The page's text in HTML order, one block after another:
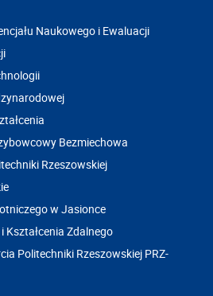
Naukowego i Ewaluacji
Bezmiechowa
Rzeszowskiej
w Jasionce
Kształcenia Zdalnego
Politechniki Rzeszowskiej PRZ-